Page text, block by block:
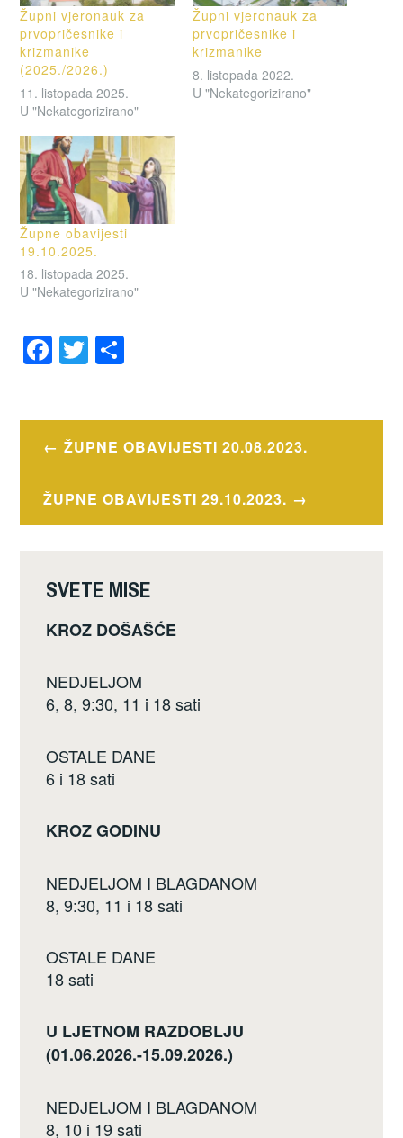
Župni vjeronauk za
prvopričesnike i
krizmanike
(2025./2026.)
11. listopada 2025.
U "Nekategorizirano"
Župni vjeronauk za
prvopričesnike i
krizmanike
8. listopada 2022.
U "Nekategorizirano"
Župne obavijesti
19.10.2025.
18. listopada 2025.
U "Nekategorizirano"
F
a
e
b
o
o
T
wi
er e
Navigacija
ŽUPNE OBAVIJESTI 20.08.2023.
ŽUPNE OBAVIJESTI 29.10.2023.
SVETE MISE
KROZ DOŠAŠĆE
NEDJELJOM
6, 8, 9:30, 11 i 18 sati
OSTALE DANE
6 i 18 sati
KROZ GODINU
NEDJELJOM I BLAGDANOM
8, 9:30, 11 i 18 sati
OSTALE DANE
18 sati
U LJETNOM RAZDOBLJU
(01.06.2026.-15.09.2026.)
NEDJELJOM I BLAGDANOM
8, 10 i 19 sati